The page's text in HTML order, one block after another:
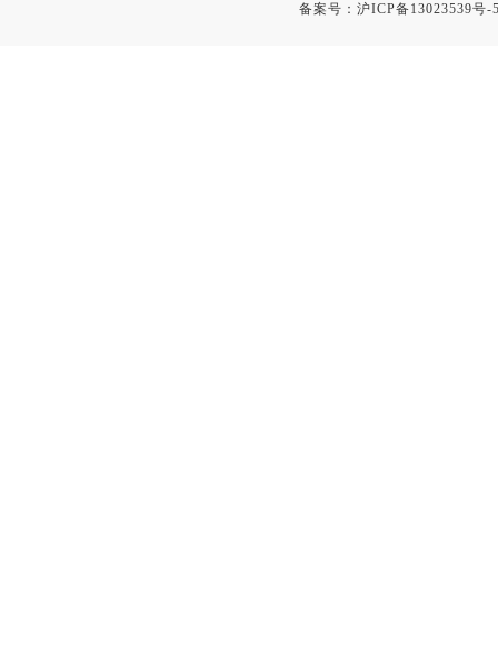
备案号：沪ICP备13023539号-